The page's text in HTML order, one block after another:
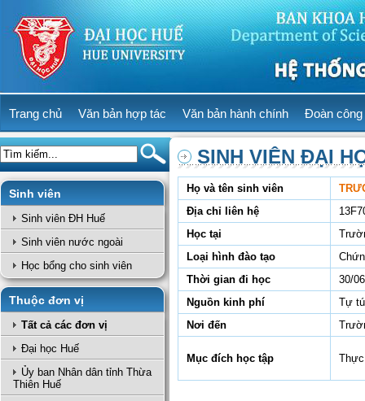
Trang chủ Văn bản hợp tác Văn bản hành chính Đoàn công
Sinh viên
Sinh viên ĐH Huế
Sinh viên nước ngoài
Học bổng cho sinh viên
Thuộc đơn vị
Tất cả các đơn vị
Đại học Huế
Ủy ban Nhân dân tỉnh Thừa
Thiên Huế
SINH VIÊN ĐẠI
Họ và tên sinh viên
Địa chỉ liên hệ
Học tại
Loại hình đào tạo
Thời gian đi học
30/
Nguồn kinh phí
Tự
Nơi đến
Mục đích học tập Thực